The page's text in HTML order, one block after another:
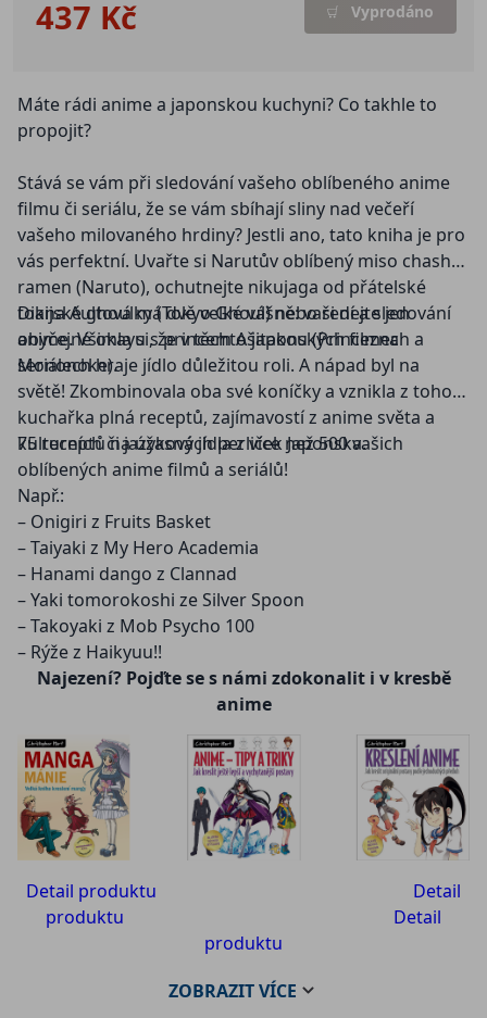
437 Kč Vyprodáno
Máte rádi anime a japonskou kuchyni? Co takhle to
propojit?
Stává se vám při sledování vašeho oblíbeného anime
filmu či seriálu, že se vám sbíhají sliny nad večeří
vašeho milovaného hrdiny? Jestli ano, tato kniha je pro
vás perfektní. Uvařte si Narutův oblíbený miso chashu
ramen (Naruto), ochutnejte nikujaga od přátelské
tokijské ghoulky (Tokyo Ghoul) nebo si dejte jen
obyčejné okayu s princem Ašitakou (Princezna
Mononoke).
Diana Aultová má dvě velké vášně: vaření a sledování
anime. Všimla si, že v těchto japonských filmech a
seriálech hraje jídlo důležitou roli. A nápad byl na
světě! Zkombinovala oba své koníčky a vznikla z toho
kuchařka plná receptů, zajímavostí z anime světa a
kulturních či jazykových perliček Japonska.
75 receptů na úžasná jídla z více než 500 vašich
oblíbených anime filmů a seriálů!
Např.:
– Onigiri z Fruits Basket
– Taiyaki z My Hero Academia
– Hanami dango z Clannad
– Yaki tomorokoshi ze Silver Spoon
– Takoyaki z Mob Psycho 100
– Rýže z Haikyuu!!
Najezení? Pojďte se s námi zdokonalit i v kresbě
anime
Detail produktu
Detail
produktu
Detail
produktu
ZOBRAZITVÍCE